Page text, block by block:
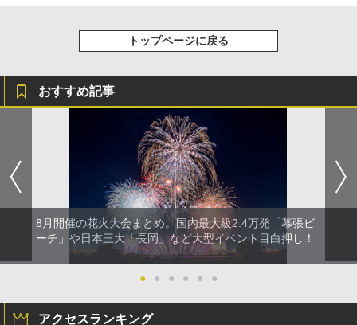
トップページに戻る
おすすめ記事
8月開催の花火大会まとめ。国内最大級2.4万発「幕張ビ
ーチ」や日本三大「長岡」など大型イベント目白押し！
● ● ● ● ● ●
アクセスランキング